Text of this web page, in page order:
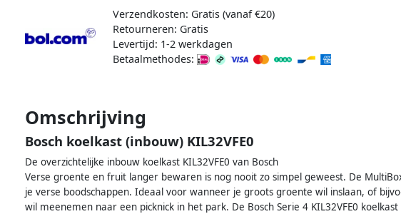
Verzendkosten: Gratis (vanaf €20)
Retourneren: Gratis
Levertijd: 1-2 werkdagen
Betaalmethodes:
Omschrijving
Bosch koelkast (inbouw) KIL32VFE0
De overzichtelijke inbouw koelkast KIL32VFE0 van Bosch
Verse groente en fruit langer bewaren is nog nooit zo simpel geweest. De
je verse boodschappen. Ideaal voor wanneer je groots groente wil inslaan, of
wil meenemen naar een picknick in het park. De Bosch Serie 4 KIL32VFE0